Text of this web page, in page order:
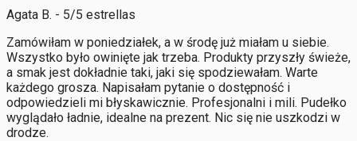
Agata B. - 5/5 estrellas
Zamówiłam w poniedziałek, a w środę już miałam u siebie.
Wszystko było owinięte jak trzeba. Produkty przyszły świeże,
a smak jest dokładnie taki, jaki się spodziewałam. Warte
każdego grosza. Napisałam pytanie o dostępność i
odpowiedzieli mi błyskawicznie. Profesjonalni i mili. Pudełko
wyglądało ładnie, idealne na prezent. Nic się nie uszkodzi w
drodze.